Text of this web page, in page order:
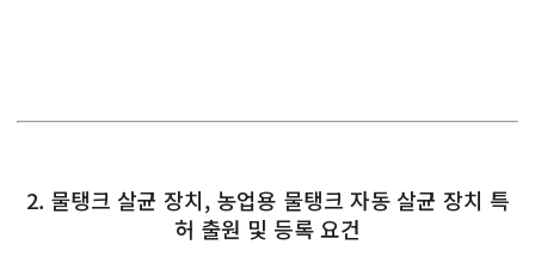
2. 물탱크 살균 장치, 농업용 물탱크 자동 살균 장치 특
허 출원 및 등록 요건